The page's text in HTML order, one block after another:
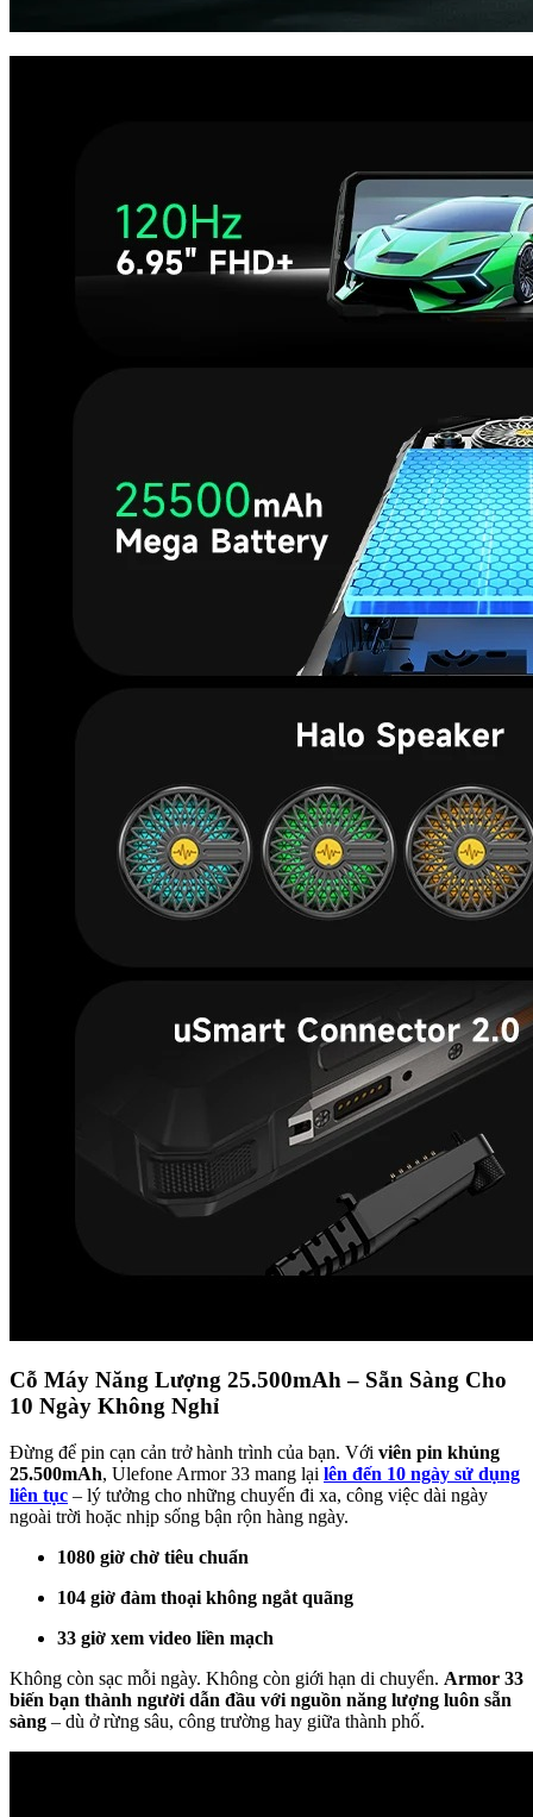
Cỗ Máy Năng Lượng 25.500mAh – Sẵn Sàng Cho
10 Ngày Không Nghỉ
Đừng để pin cạn cản trở hành trình của bạn. Với viên pin khủng
25.500mAh, Ulefone Armor 33 mang lại lên đến 10 ngày sử dụng
liên tục – lý tưởng cho những chuyến đi xa, công việc dài ngày
ngoài trời hoặc nhịp sống bận rộn hàng ngày.
1080 giờ chờ tiêu chuẩn
104 giờ đàm thoại không ngắt quãng
33 giờ xem video liền mạch
Không còn sạc mỗi ngày. Không còn giới hạn di chuyển. Armor 33
biến bạn thành người dẫn đầu với nguồn năng lượng luôn sẵn
sàng – dù ở rừng sâu, công trường hay giữa thành phố.